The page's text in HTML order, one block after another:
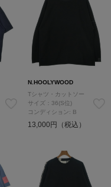
N.HOOLYWOOD
Tシャツ・カットソー
サイズ：36(S位)
コンディション: B
13,000円（税込）